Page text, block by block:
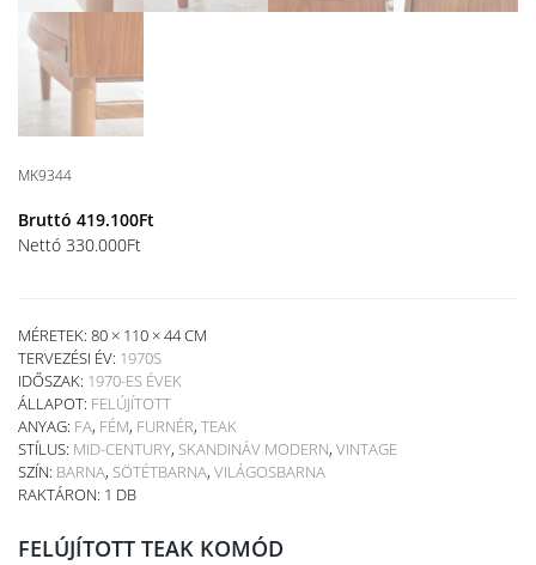
MK9344
Bruttó 419.100Ft
Nettó 330.000Ft
MÉRETEK: 80 × 110 × 44 CM
TERVEZÉSI ÉV: 1970S
IDŐSZAK: 1970-ES ÉVEK
ÁLLAPOT: FELÚJÍTOTT
ANYAG: FA, FÉM, FURNÉR, TEAK
STÍLUS: MID-CENTURY, SKANDINÁV MODERN, VINTAGE
SZÍN: BARNA, SÖTÉTBARNA, VILÁGOSBARNA
RAKTÁRON: 1 DB
FELÚJÍTOTT TEAK KOMÓD